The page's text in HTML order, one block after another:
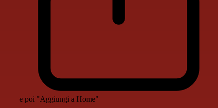
e poi "Aggiungi a Home"